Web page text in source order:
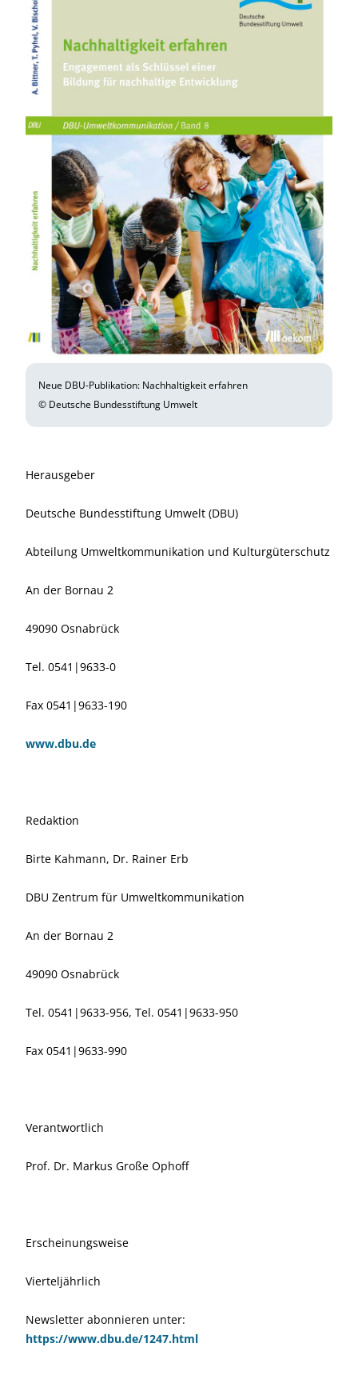
Neue DBU-Publikation: Nachhaltigkeit erfahren
© Deutsche Bundesstiftung Umwelt
Herausgeber
Deutsche Bundesstiftung Umwelt (DBU)
Abteilung Umweltkommunikation und Kulturgüterschutz
An der Bornau 2
49090 Osnabrück
Tel. 0541|9633-0
Fax 0541|9633-190
www.dbu.de
Redaktion
Birte Kahmann, Dr. Rainer Erb
DBU Zentrum für Umweltkommunikation
An der Bornau 2
49090 Osnabrück
Tel. 0541|9633-956, Tel. 0541|9633-950
Fax 0541|9633-990
Verantwortlich
Prof. Dr. Markus Große Ophoff
Erscheinungsweise
Vierteljährlich
Newsletter abonnieren unter:
https://www.dbu.de/1247.html